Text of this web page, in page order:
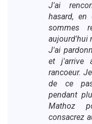
J'ai
hasard,
sommes
aujourd'hui
J'ai
et j'arrive
rancoeur.
de ce
pendant
Mathoz
consacrez